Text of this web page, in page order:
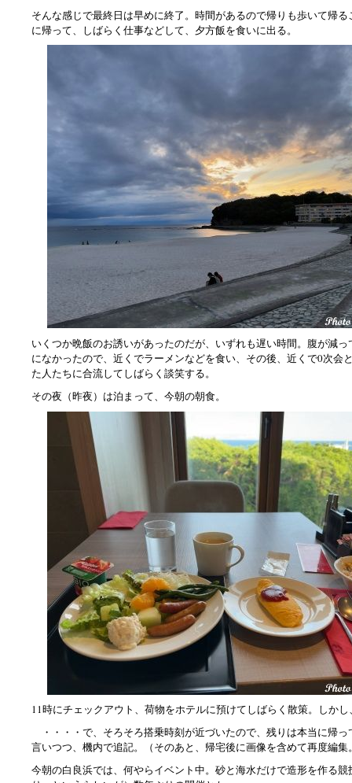
そんな感じで最終日は早めに終了。時間があるので帰りも歩いて帰
に帰って、しばらく仕事などして、夕方飯を食いに出る。
いくつか晩飯のお誘いがあったのだが、いずれも遅い時間。腹が減
になかったので、近くでラーメンなどを食い、その後、近くで0次会
た人たちに合流してしばらく談笑する。
その夜（昨夜）は泊まって、今朝の朝食。
11時にチェックアウト、荷物をホテルに預けてしばらく散策。しか
・・・・で、そろそろ搭乗時刻が近づいたので、残りは本当に帰っ
言いつつ、機内で追記。（そのあと、帰宅後に画像を含めて再度編集
今朝の白良浜では、何やらイベント中。砂と海水だけで造形を作る